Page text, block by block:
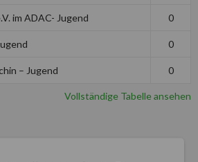
im ADAC- Jugend 0
0
– Jugend 0
Vollständige Tabelle ansehen